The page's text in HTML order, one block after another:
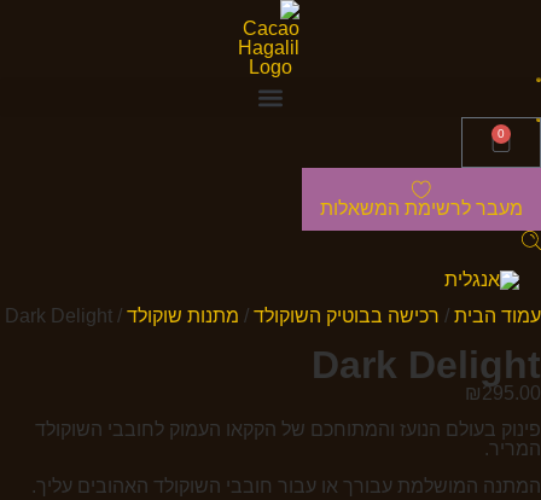
0
מעבר לרשימת המשאלות
עמוד הבית / רכישה בבוטיק השוקולד / מתנות שוקולד / Dark Delight
Dark Delight
₪295.00
פינוק בעולם הנועז והמתוחכם של הקקאו העמוק לחובבי השוקולד
המריר.
המתנה המושלמת עבורך או עבור חובבי השוקולד האהובים עליך.